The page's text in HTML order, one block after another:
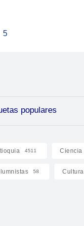
5
populares
4511 Ciencia
58 Cultura